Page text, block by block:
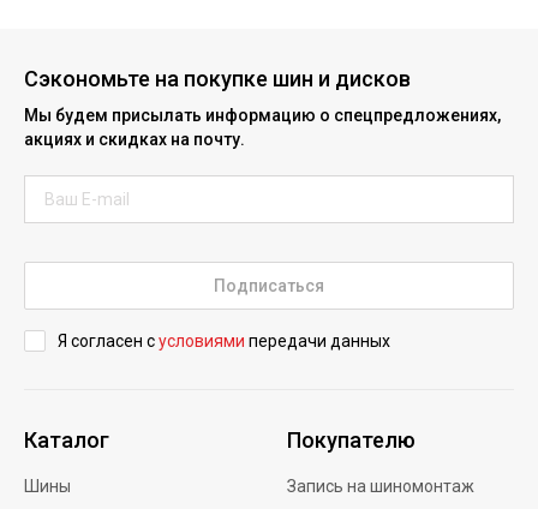
Сэкономьте на покупке шин и дисков
Мы будем присылать информацию о спецпредложениях,
акциях и скидках на почту.
Подписаться
Я согласен сусловиями передачи данных
Каталог
Шины
Покупателю
Запись на шиномонтаж